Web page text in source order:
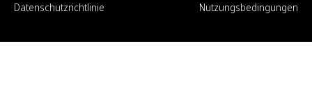
Datenschutzrichtlinie
Nutzungsbedingungen